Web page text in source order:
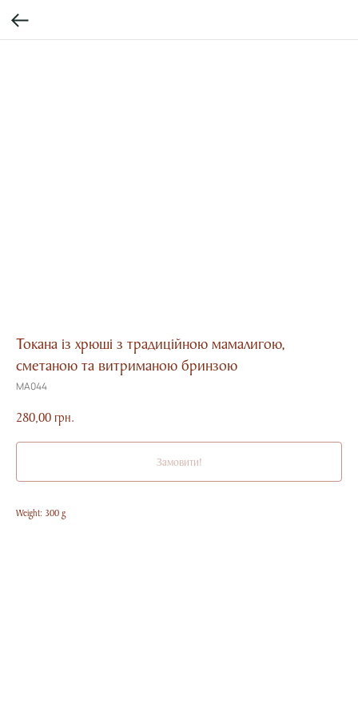
Токана із хрюші з традиційною мамалигою,
сметаною та витриманою бринзою
MA044
280,00 грн.
Замовити!
Weight: 300 g